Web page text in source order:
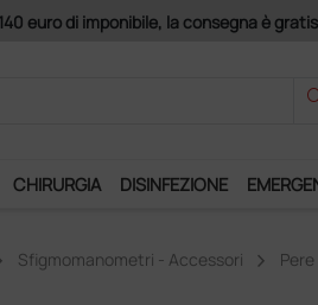
CHIRURGIA DISINFEZIONE
Sfigmomanometri - Accessori